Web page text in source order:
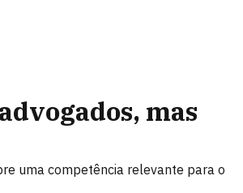
mas
uma competência relevante para o